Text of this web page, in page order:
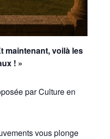
maintenant, voilà les
! »
par Culture en
vous plonge